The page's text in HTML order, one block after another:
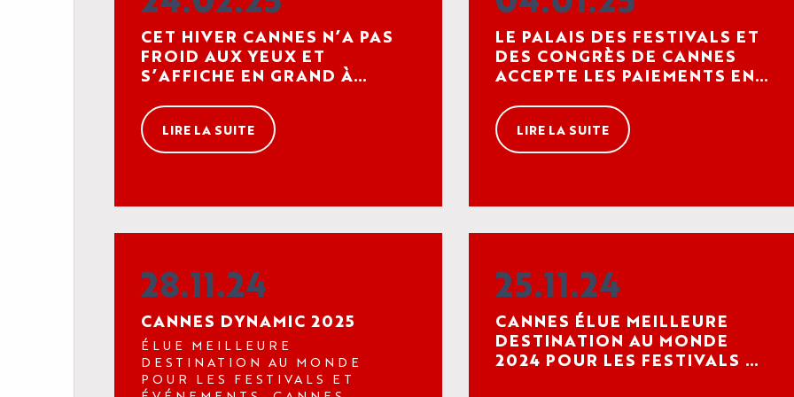
L'AGENDA
L'AGENDA
PROFESSIONNEL
L'AGENDA
LE PALAIS
NOS
EXPERTISES
ET
ENGAGEMENTS
LES ACTUALITÉS
VOTRE ÉVÈNEMENT
ORGANISER
UN
VOTRE
ESPACE
ORGANISER
SON SÉJOUR
ACCÈS
CET HIVER CANNES N’A PAS
FROID AUX YEUX ET
S’AFFICHE EN GRAND À
LIRE LA SUITE
LE PALAIS DES FESTIVALS ET
DES CONGRÈS DE CANNES
ACCEPTE LES PAIEMENTS EN
PREMIÈRE EN FRANCE
LIRE LA SUITE
28.11.24
CANNES DYNAMIC 2025
ÉLUE MEILLEURE
DESTINATION AU MONDE
POUR LES FESTIVALS ET
25.11.24
CANNES ÉLUE MEILLEURE
DESTINATION AU MONDE
2024 POUR LES FESTIVALS ET